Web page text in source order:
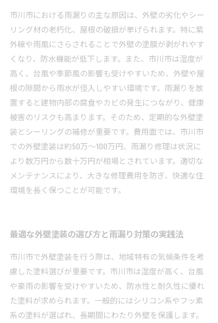
市川市における雨漏りの主な原因は、外壁の劣化やシー
リング材の老朽化、屋根の破損が挙げられます。特に紫
外線や雨風にさらされることで外壁の塗膜が剥がれやす
くなり、防水機能が低下します。また、市川市は湿度が
高く、台風や季節風の影響も受けやすいため、外壁や屋
根の隙間から雨水が侵入しやすい環境です。雨漏りを放
置すると建物内部の腐食やカビの発生につながり、健康
被害のリスクも高まります。そのため、定期的な外壁塗
装とシーリングの補修が重要です。費用面では、市川市
での外壁塗装は約50万〜100万円、雨漏り修理は状況に
より数万円から数十万円が相場とされています。適切な
メンテナンスにより、大きな修理費用を防ぎ、快適な住
環境を長く保つことが可能です。
最適な外壁塗装の選び方と雨漏り対策の実践法
市川市で外壁塗装を行う際は、地域特有の気候条件を考
慮した塗料選びが重要です。市川市は湿度が高く、台風
や豪雨の影響を受けやすいため、防水性と耐久性に優れ
た塗料が求められます。一般的にはシリコン系やフッ素
系の塗料が選ばれ、長期間にわたり外壁を保護します。